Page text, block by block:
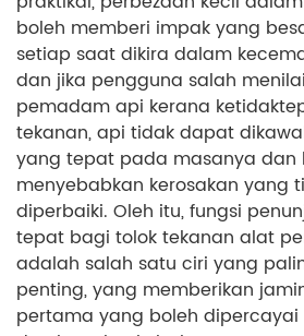
boleh memberi impak yang
setiap saat dikira dalam
dan jika pengguna salah
pemadam api kerana
tekanan, api tidak dapat
yang tepat pada masanya dan
menyebabkan kerosakan yang
diperbaiki. Oleh itu, fungsi
tepat bagi tolok tekanan alat
adalah salah satu ciri yang
penting, yang memberikan
pertama yang boleh